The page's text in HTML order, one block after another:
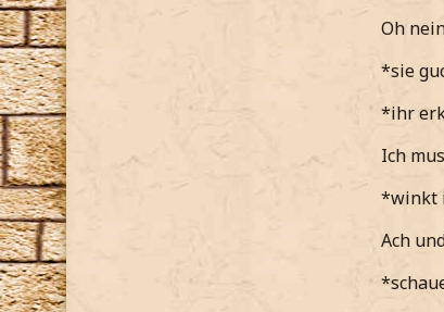
Oh
*sie
*ihr
Ich
*winkt
Ach